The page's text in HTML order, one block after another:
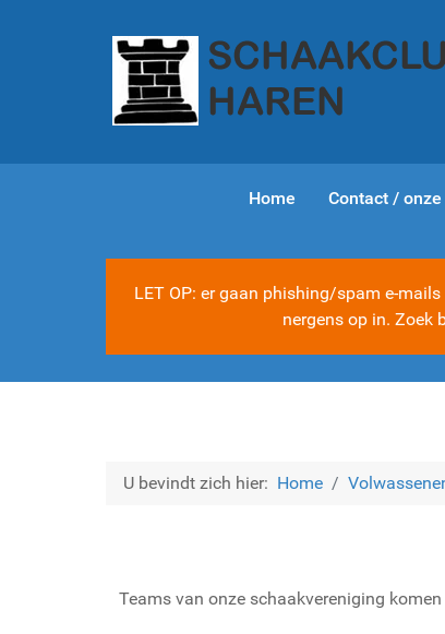
Home Contact /
LET OP: er gaan phishing/spam e-
nergens op in. Zoek
U bevindt zich hier: Home
Teams van onze schaakvereniging